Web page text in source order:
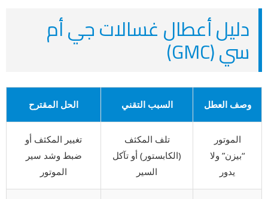
دليل أعطال غسالات جي أم
سي (GMC)
وصف العطل السبب التقني الحل المقترح
الموتور
“بيزن” ولا
يدور
تلف المكثف
(الكابستور) أو تآكل
السير
تغيير المكثف أو
ضبط وشد سير
الموتور